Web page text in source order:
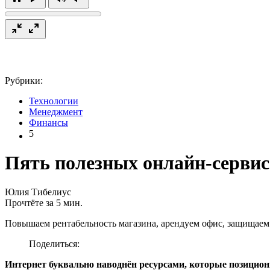
Рубрики:
Технологии
Менеджмент
Финансы
5
Пять полезных онлайн-
Юлия Тибелиус
Прочтёте за 5 мин.
Повышаем рентабельность магазина, арендуем офис,
Поделиться:
Интернет буквально наводнён ресурсами, которые